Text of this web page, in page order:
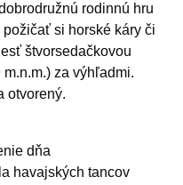
rodinnú hru
si horské káry či
štvorsedačkovou
za výhľadmi.
otvorený.
dňa
havajských tancov